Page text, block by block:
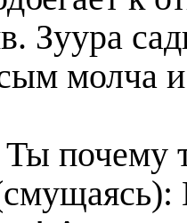
Зуура
молча и
почему